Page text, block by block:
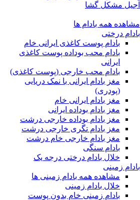
آجیل مشکل گشا
مشاهده همه بادام ها
بادام درختی
بادام پوست کاغذی ایرانی خام
بادام محب بوداده پوست کاغذی
ایرانی
بادام محب خارجی (پوست کاغذی)
مغز بادام ایرانی با نمک دریایی
(پودری)
مغز بادام ایرانی خام
مغز بادام بوداده ایرانی
مغز بادام بوداده خارجی درشت
مغز بادام تگری خارجی درشت
مغز بادام خارجی خام درشت
بادام سنگی
خلال بادام درختی درجه یک
بادام زمینی
مشاهده همه بادام زمینی ها
خلال بادام زمینی
بادام زمینی خام بدون پوست